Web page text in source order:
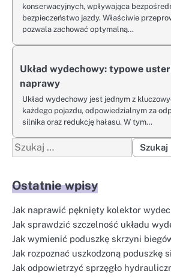
konserwacyjnych, wpływająca
bezpieczeństwo jazdy. Właściwie
pozwala zachować optymalną…
Układ wydechowy: typowe
naprawy
Układ wydechowy jest jednym z
każdego pojazdu, odpowiedzialnym za
silnika oraz redukcję hałasu. W tym…
Szukaj:
Ostatnie wpisy
Jak naprawić pęknięty kolektor
Jak sprawdzić szczelność układu
Jak wymienić poduszkę skrzyni
Jak rozpoznać uszkodzoną poduszkę
Jak odpowietrzyć sprzęgło